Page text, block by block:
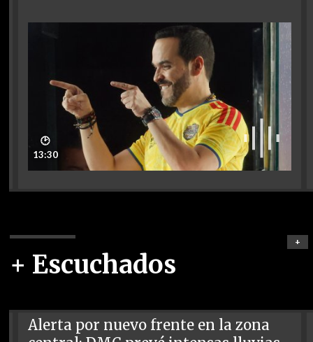
🕑
13:30
+ Escuchados
+
Alerta por nuevo frente en la zona